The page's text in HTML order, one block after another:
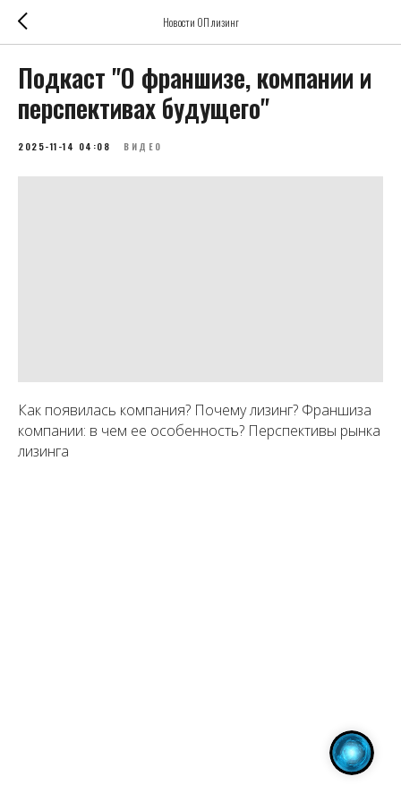
Новости ОП лизинг
Подкаст "О франшизе, компании и
перспективах будущего"
2025-11-14 04:08 ВИДЕО
Как появилась компания? Почему лизинг? Франшиза
компании: в чем ее особенность? Перспективы рынка
лизинга